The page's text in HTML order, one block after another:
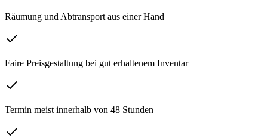
Räumung und Abtransport aus einer Hand
Faire Preisgestaltung bei gut erhaltenem Inventar
Termin meist innerhalb von 48 Stunden